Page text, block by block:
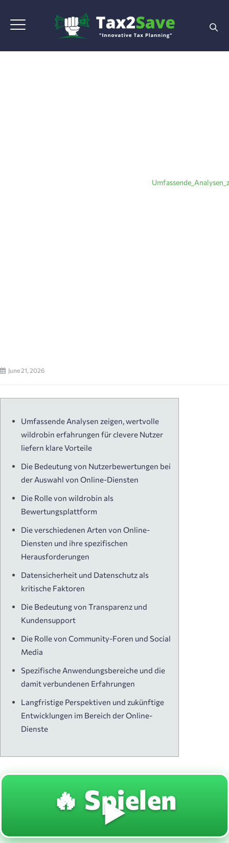
June 21, 2026
Umfassende Analysen zeigen, wertvolle
wildrobin erfahrungen für clevere Nutzer
liefern klare Vorteile
Die Bedeutung von Nutzerbewertungen bei
der Auswahl von Online-Diensten
Die Rolle von wildrobin als
Bewertungsplattform
Die verschiedenen Arten von Online-
Diensten und ihre spezifischen
Herausforderungen
Datensicherheit und Datenschutz als
kritische Faktoren
Die Bedeutung von Transparenz und
Kundensupport
Die Rolle von Community-Foren und Social
Media
Spezifische Anwendungsbereiche und die
damit verbundenen Erfahrungen
Langfristige Perspektiven und zukünftige
Entwicklungen im Bereich der Online-
Dienste
🔥 Spielen
▶️